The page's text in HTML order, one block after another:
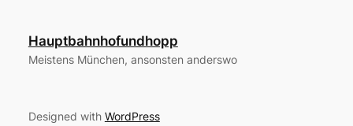
Hauptbahnhofundhopp
Meistens München, ansonsten anderswo
Designed with WordPress